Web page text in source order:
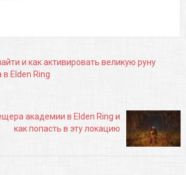
и как активировать великую руну
в Elden Ring
академии в Elden Ring и
как попасть в эту локацию